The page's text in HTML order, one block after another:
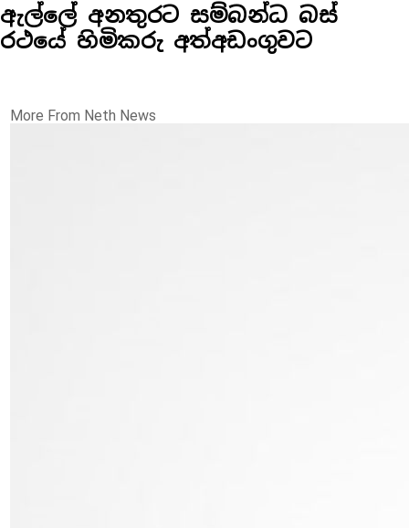
ඇල්ලේ අනතුරට සම්බන්ධ බස්
රථයේ හිමිකරු අත්අඩංගුවට
More From Neth News